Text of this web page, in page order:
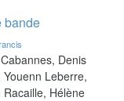
bande
Denis
Leberre,
Hélène